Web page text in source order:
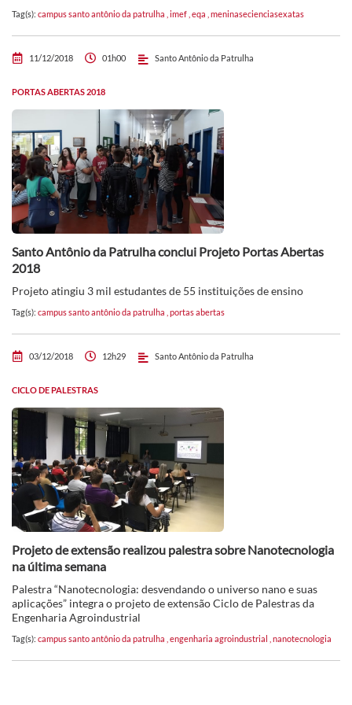
Tag(s): campus santo antônio da patrulha imef eqa meninasecienciasexatas
11/12/2018 01h00 Santo Antônio da Patrulha
PORTAS ABERTAS 2018
Santo Antônio da Patrulha conclui Projeto Portas Abertas
2018
Projeto atingiu 3 mil estudantes de 55 instituições de ensino
Tag(s): campus santo antônio da patrulha portas abertas
03/12/2018 12h29 Santo Antônio da Patrulha
CICLO DE PALESTRAS
Projeto de extensão realizou palestra sobre Nanotecnologia
na última semana
Palestra “Nanotecnologia: desvendando o universo nano e suas
aplicações” integra o projeto de extensão Ciclo de Palestras da
Engenharia Agroindustrial
Tag(s): campus santo antônio da patrulha engenharia agroindustrial nanotecnologia